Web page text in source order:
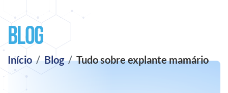
Blog
Início Blog Tudo sobre explante mamário